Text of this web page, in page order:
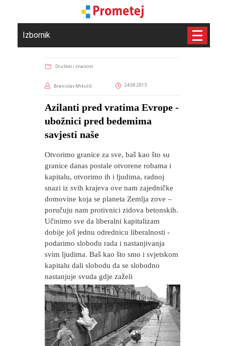
Izbornik
Društvo i znanost
Branislav Mikulić 24.08.2015
Azilanti pred vratima Evrope -
ubožnici pred bedemima
savjesti naše
Otvorimo granice za sve, baš kao što su
granice danas postale otvorene robama i
kapitalu, otvorimo ih i ljudima, radnoj
snazi iz svih krajeva ove nam zajedničke
domovine koja se planeta Zemlja zove –
poručuju nam protivnici zidova betonskih.
Učinimo sve da liberalni kapitalizam
dobije još jednu odrednicu liberalnosti -
podarimo slobodu rada i nastanjivanja
svim ljudima. Baš kao što smo i svjetskom
kapitalu dali slobodu da se slobodno
nastanjuje svuda gdje zaželi